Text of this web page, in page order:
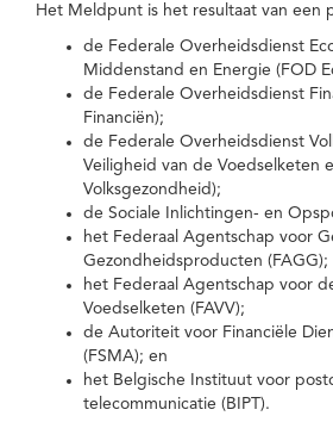
Het Meldpunt is het resultaat van een
de Federale Overheidsdienst
Middenstand en Energie (FOD
de Federale Overheidsdienst
Financiën);
de Federale Overheidsdienst
Veiligheid van de Voedselketen
Volksgezondheid);
de Sociale Inlichtingen- en
het Federaal Agentschap voor
Gezondheidsproducten (FAGG);
het Federaal Agentschap voor
Voedselketen (FAVV);
de Autoriteit voor Financiële
(FSMA); en
het Belgische Instituut voor
telecommunicatie (BIPT).